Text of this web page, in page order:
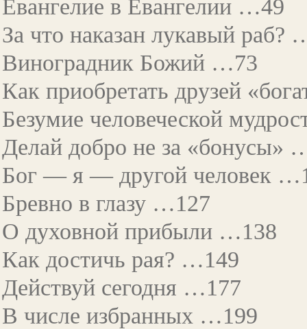
Евангелие в Евангелии …49
За что наказан лукавый раб?
Виноградник Божий …73
Как приобретать друзей
Безумие человеческой
Делай добро не за «бонусы»
Бог — я — другой человек
Бревно в глазу …127
О духовной прибыли …138
Как достичь рая? …149
Действуй сегодня …177
В числе избранных …199